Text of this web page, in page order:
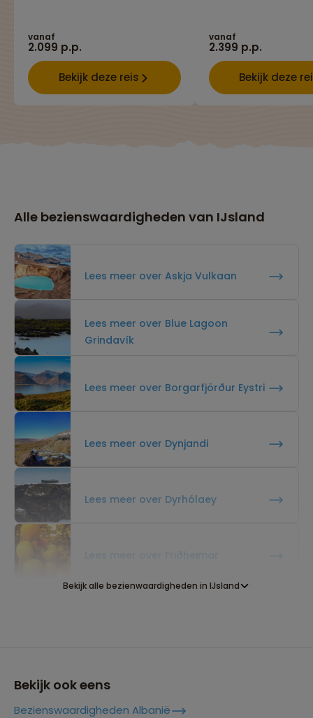
vanaf
2.099 p.p.
Bekijk deze reis
vanaf
2.399 p.p.
Bekijk deze
Alle bezienswaardigheden van IJsland
Lees meer over Askja Vulkaan
Lees meer over Blue Lagoon
Grindavík
Lees meer over Borgarfjörður Eystri
Lees meer over Dynjandi
Lees meer over Dyrhólaey
Bekijk alle bezienwaardigheden in IJsland
Bekijk ook eens
Bezienswaardigheden Albanië